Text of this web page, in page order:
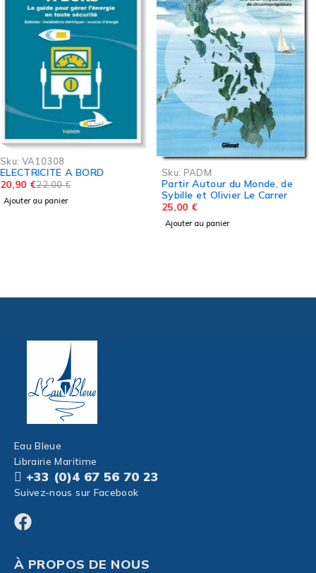
Sku:PADM
Partir Autour du Monde, de
Sybille et Olivier Le Carrer
25,00€
-5%
Safetics la Check-list des
Marins Check & Go Bateaux
Voiles et Moteurs
22,90€
21,75€
Eau Bleue
Librairie Maritime
+33 (0)4 67 56 70 23
Suivez-nous sur Facebook
À PROPOS DE NOUS